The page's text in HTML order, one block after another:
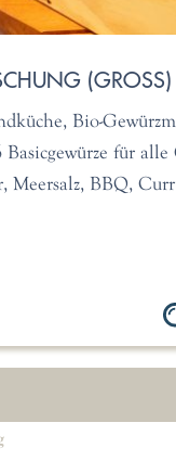
(GROSS)
Bio-
Basicgewürze für alle
Meersalz, BBQ,